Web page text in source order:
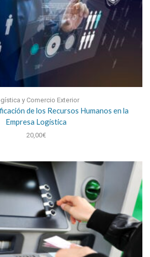
y Comercio Exterior
de los Recursos Humanos en la
Empresa Logística
20,00€